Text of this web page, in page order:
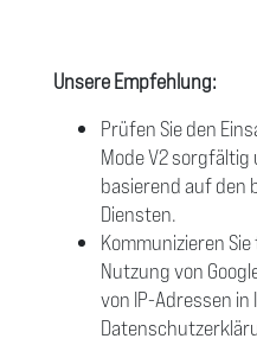
Unsere Empfehlung:
Prüfen Sie den
Mode V2
basierend auf den
Diensten.
Kommunizieren
Nutzung von
von IP-Adressen in